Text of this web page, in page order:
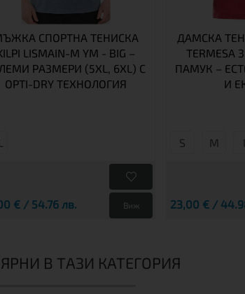
СПОРТНА ТЕНИСКА
LISMAIN-M YM - BIG –
РАЗМЕРИ (5XL, 6XL) С
OPTI-DRY ТЕХНОЛОГИЯ
€ / 54.76 лв. Виж
ДАМСКА
TERMESA
ПАМУК –
И
S М L
23,00 € /
В ТАЗИ КАТЕГОРИЯ